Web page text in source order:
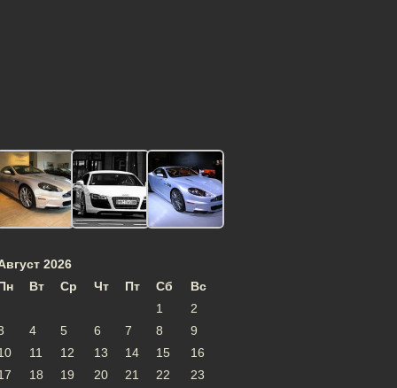
2026
Вт Ср Чт Пт Сб Вс
1
2
4 5 6 7 8
9
11 12 13 14 15
16
18 19 20 21 22
23